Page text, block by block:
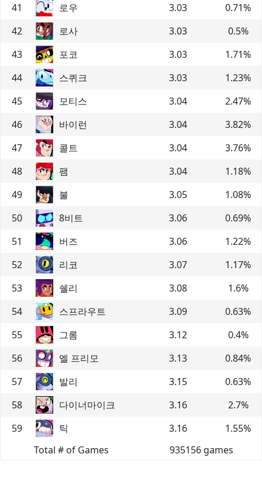
41
로우 3.03 0.71%
42
로사 3.03 0.5%
43
포코 3.03 1.71%
44
스퀴크 3.03 1.23%
45
모티스 3.04 2.47%
46
바이런 3.04 3.82%
47
콜트 3.04 3.76%
48
팸 3.04 1.18%
49
불 3.05 1.08%
50
8비트 3.06 0.69%
51
버즈 3.06 1.22%
52
리코 3.07 1.17%
53
쉘리 3.08 1.6%
54
스프라우트 3.09 0.63%
55
그롬 3.12 0.4%
56
엘 프리모 3.13 0.84%
57
발리 3.15 0.63%
58
다이너마이크 3.16 2.7%
59
틱 3.16 1.55%
Total # of Games
935156 games